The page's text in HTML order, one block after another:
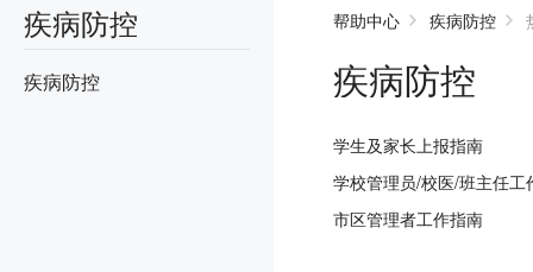
疾病防控
疾病防控
帮助中心 疾病防控
疾病防控
学生及家长上报指南
学校管理员/校医/班主任工
市区管理者工作指南